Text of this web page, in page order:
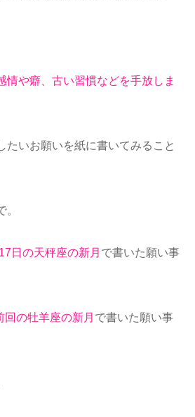
や癖、古い習慣などを手放しま
たいお願いを紙に書いてみること
日 の天秤座の新月 で書いた願い事
回の牡羊座の新月 で書いた願い事